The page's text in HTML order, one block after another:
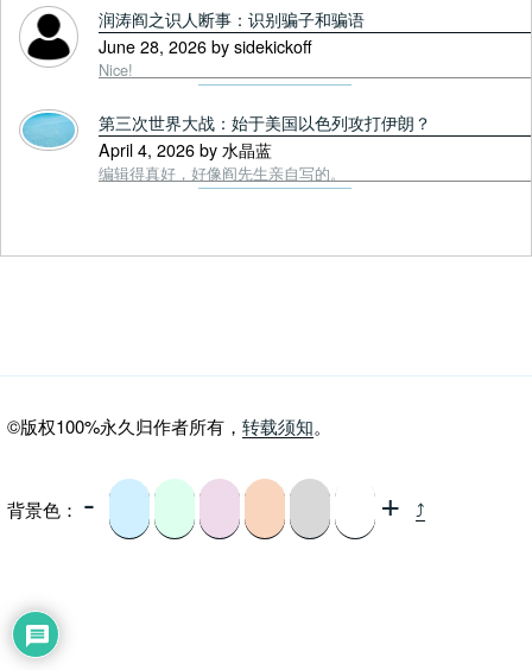
润涛阎之识人断事：识别骗子和骗语
June 28, 2026 by sidekickoff
Nice!
第三次世界大战：始于美国以色列攻打伊朗？
April 4, 2026 by 水晶蓝
编辑得真好，好像阎先生亲自写的。
©版权100%永久归作者所有， 转载须知。
背景色： - + ⤴